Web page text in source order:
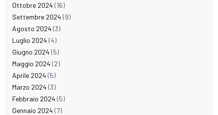
Ottobre 2024 (16)
Settembre 2024 (9)
Agosto 2024 (3)
Luglio 2024 (4)
Giugno 2024 (5)
Maggio 2024 (2)
Aprile 2024 (5)
Marzo 2024 (3)
Febbraio 2024 (5)
Gennaio 2024 (7)